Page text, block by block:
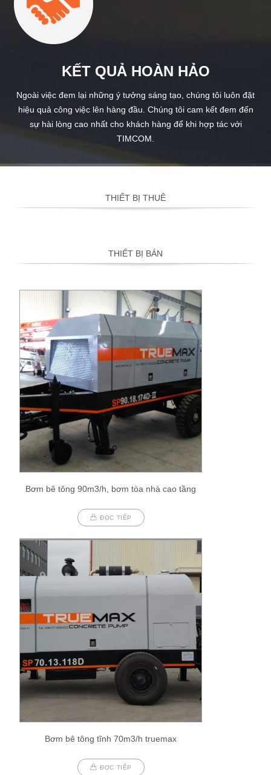
KẾT QUẢ HOÀN HẢO
Ngoài việc đem lại những ý tưởng sáng tạo, chúng tôi luôn đặt
hiệu quả công việc lên hàng đầu. Chúng tôi cam kết đem đến
sự hài lòng cao nhất cho khách hàng để khi hợp tác với
TIMCOM.
THIẾT BỊ THUÊ
THIẾT BỊ BÁN
Bơm bê tông 90m3/h, bơm tòa nhà cao tầng
ĐỌC TIẾP
Bơm bê tông tĩnh 70m3/h truemax
ĐỌC TIẾP